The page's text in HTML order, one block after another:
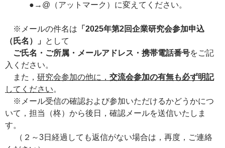
●→@（アットマーク）に変えてください。
※メールの件名は 「2025年第2回企業研究会参加申込
（氏名）」 として
ご氏名・ご所属・メールアドレス・携帯電話番号をご記
入ください。
また， 研究会参加の他に， 交流会参加の有無も必ず明記
してください。
※メール受信の確認および参加いただけるかどうかにつ
いて，担当（柊）から後日，確認メールを送信いたしま
す。
（２～3日経過しても返信がない場合は，再度，ご連絡